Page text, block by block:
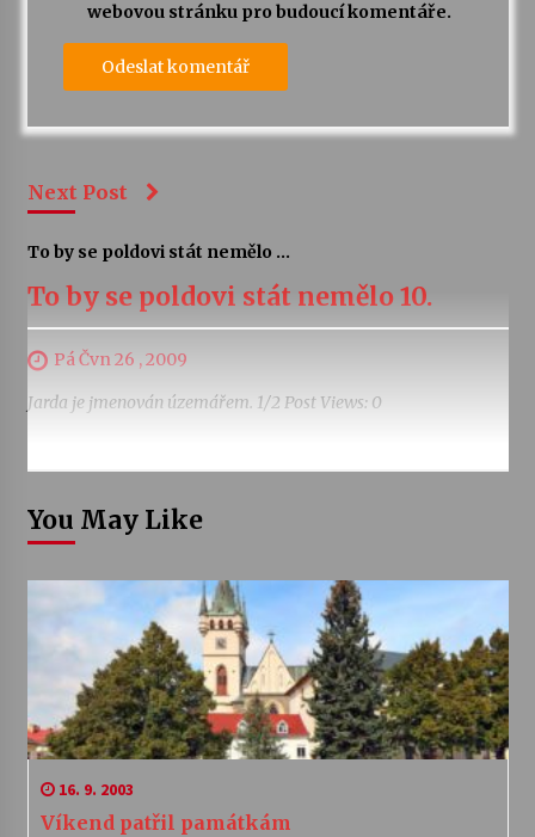
webovou stránku pro budoucí komentáře.
Next Post
To by se poldovi stát nemělo ...
To by se poldovi stát nemělo 10.
Pá Čvn 26 , 2009
Jarda je jmenován územářem. 1/2 Post Views: 0
You May Like
16. 9. 2003
Víkend patřil památkám